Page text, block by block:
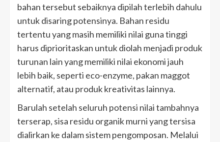
bahan tersebut sebaiknya dipilah terlebih dahulu
untuk disaring potensinya. Bahan residu
tertentu yang masih memiliki nilai guna tinggi
harus diprioritaskan untuk diolah menjadi produk
turunan lain yang memiliki nilai ekonomi jauh
lebih baik, seperti eco-enzyme, pakan maggot
alternatif, atau produk kreativitas lainnya.
Barulah setelah seluruh potensi nilai tambahnya
terserap, sisa residu organik murni yang tersisa
dialirkan ke dalam sistem pengomposan. Melalui